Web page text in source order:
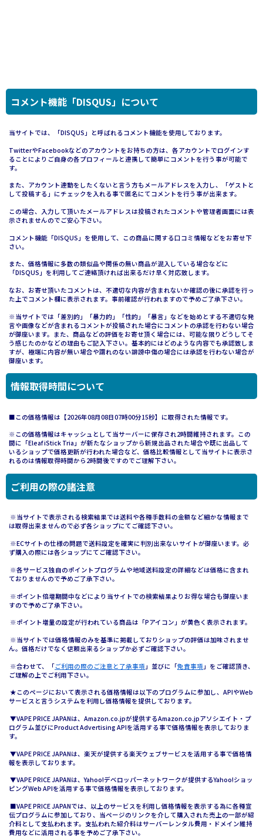
コメント機能「DISQUS」について
当サイトでは、「DISQUS」と呼ばれるコメント機能を使用しております。
TwitterやFacebookなどのアカウントをお持ちの方は、各アカウントでログインす
ることによりご自身の各プロフィールと連携して簡単にコメントを行う事が可能で
す。
また、アカウント連動をしたくないと言う方もメールアドレスを入力し、「ゲストと
して投稿する」にチェックを入れる事で匿名にてコメントを行う事が出来ます。
この場合、入力して頂いたメールアドレスは投稿されたコメントや管理者画面には表
示されませんのでご安心下さい。
コメント機能「DISQUS」を使用して、この商品に関する口コミ情報などをお寄せ下
さい。
また、価格情報に多数の類似品や関係の無い商品が混入している場合などに
「DISQUS」を利用してご連絡頂ければ出来るだけ早く対応致します。
なお、お寄せ頂いたコメントは、不適切な内容が含まれないか確認の後に承認を行っ
た上でコメント欄に表示されます。事前確認が行われますので予めご了承下さい。
※当サイトでは「差別的」「暴力的」「性的」「暴言」などを始めとする不適切な発
言や画像などが含まれるコメントが投稿された場合にコメントの承認を行わない場合
が御座います。また、商品などの評価をお寄せ頂く場合には、可能な限りどうしてそ
う感じたのかなどの理由もご記入下さい。基本的にはどのような内容でも承認致しま
すが、極端に内容が無い場合や謂れのない誹謗中傷の場合には承認を行わない場合が
御座います。
情報取得時間について
■この価格情報は【2026年08月08日07時00分15秒】に取得された情報です。
※この価格情報はキャッシュとして当サーバーに保存され2時間維持されます。この
間に「Eleaf iStick Tria」が新たなショップから新規出品された場合や既に出品して
いるショップで価格更新が行われた場合など、価格比較情報として当サイトに表示さ
れるのは情報取得時間から2時間後ですのでご理解下さい。
ご利用の際の諸注意
※当サイトで表示される検索結果では送料や各種手数料の金額など細かな情報まで
は取得出来ませんので必ず各ショップにてご確認下さい。
※ECサイトの仕様の問題で送料設定を確実に判別出来ないサイトが御座います。必
ず購入の際には各ショップにてご確認下さい。
※各サービス独自のポイントプログラムや地域送料設定の詳細などは価格に含まれ
ておりませんので予めご了承下さい。
※ポイント倍増期間中などにより当サイトでの検索結果よりお得な場合も御座いま
すので予めご了承下さい。
※ポイント増量の設定が行われている商品は「Pアイコン」が黄色く表示されます。
※当サイトでは価格情報のみを基準に掲載しておりショップの評価は加味されませ
ん。価格だけでなく信頼出来るショップか必ずご確認下さい。
※合わせて、「ご利用の際のご注意と了承事項 」並びに「免責事項 」をご確認頂き、
ご理解の上でご利用下さい。
★このページにおいて表示される価格情報は以下のプログラムに参加し、APIやWeb
サービスと言うシステムを利用し価格情報を提供しております。
▼VAPE PRICE JAPANは、Amazon.co.jpが提供するAmazon.co.jpアソシエイト・プ
ログラム並びにProduct Advertising APIを活用する事で価格情報を表示しておりま
す。
▼VAPE PRICE JAPANは、楽天が提供する楽天ウェブサービスを活用する事で価格情
報を表示しております。
▼VAPE PRICE JAPANは、Yahoo!デベロッパーネットワークが提供するYahoo!ショッ
ピングWeb APIを活用する事で価格情報を表示しております。
■VAPE PRICE JAPANでは、以上のサービスを利用し価格情報を表示する為に各種宣
伝プログラムに参加しており、当ページのリンクを介して購入された売上の一部が紹
介料として支払われます。支払われた紹介料はサーバーレンタル費用・ドメイン維持
費用などに活用される事を予めご了承下さい。